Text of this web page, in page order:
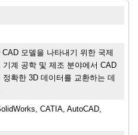
모델을 나타내기 위한 국제
기계 공학 및 제조 분야에서 CAD
정확한 3D 데이터를 교환하는 데
CATIA, AutoCAD,